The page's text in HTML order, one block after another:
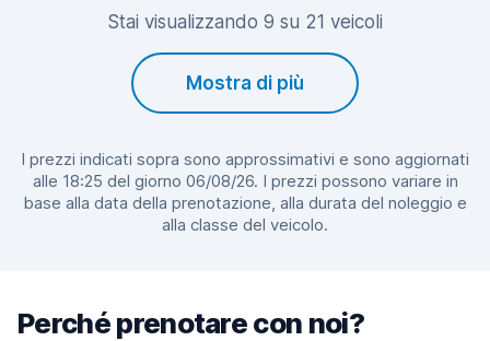
Stai visualizzando 9 su 21 veicoli
Mostra di più
I prezzi indicati sopra sono approssimativi e sono aggiornati
alle 18:25 del giorno 06/08/26. I prezzi possono variare in
base alla data della prenotazione, alla durata del noleggio e
alla classe del veicolo.
Perché prenotare con noi?